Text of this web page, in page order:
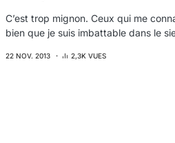
C’est trop mignon. Ceux qui me
bien que je suis imbattable dans le
22 NOV. 2013 2,3K VUES